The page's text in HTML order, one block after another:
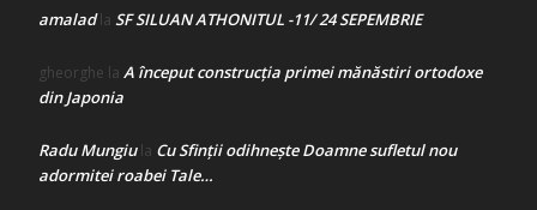
amaladla SF SILUAN ATHONITUL -11/ 24 SEPEMBRIE
gheorghe la A început construcţia primei mănăstiri ortodoxe
din Japonia
Radu Mungiula Cu Sfinții odihnește Doamne sufletul nou
adormitei roabei Tale…